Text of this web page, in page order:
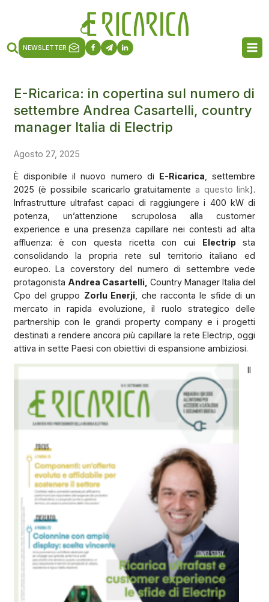
NEWSLETTER
E-Ricarica: in copertina sul numero di
settembre Andrea Casartelli, country
manager Italia di Electrip
Agosto 27, 2025
È disponibile il nuovo numero di E-Ricarica , settembre
2025 (è possibile scaricarlo gratuitamentea questo link).
Infrastrutture ultrafast capaci di raggiungere i 400 kW di
potenza, un’attenzione scrupolosa alla customer
experience e una presenza capillare nei contesti ad alta
affluenza: è con questa ricetta con cui Electrip sta
consolidando la propria rete sul territorio italiano ed
europeo. La coverstory del numero di settembre vede
protagonista Andrea Casartelli, Country Manager Italia del
Cpo del gruppo Zorlu Enerji , che racconta le sfide di un
mercato in rapida evoluzione, il ruolo strategico delle
partnership con le grandi property company e i progetti
destinati a rendere ancora più capillare la rete Electrip, oggi
attiva in sette Paesi con obiettivi di espansione ambiziosi.
Il